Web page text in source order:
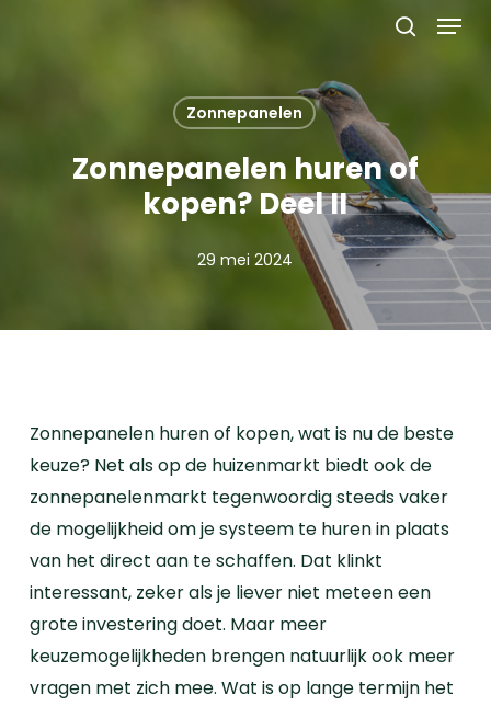
Menu
Zonnepanelen
Zonnepanelen huren of
kopen? Deel II
29 mei 2024
Zonnepanelen huren of kopen, wat is nu de beste
keuze? Net als op de huizenmarkt biedt ook de
zonnepanelenmarkt tegenwoordig steeds vaker
de mogelijkheid om je systeem te huren in plaats
van het direct aan te schaffen. Dat klinkt
interessant, zeker als je liever niet meteen een
grote investering doet. Maar meer
keuzemogelijkheden brengen natuurlijk ook meer
vragen met zich mee. Wat is op lange termijn het